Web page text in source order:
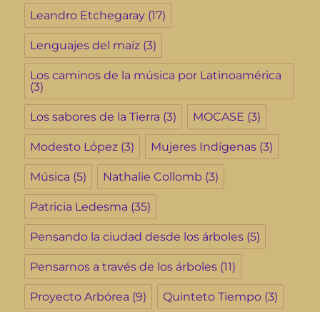
Leandro Etchegaray (17)
Lenguajes del maíz (3)
Los caminos de la música por Latinoamérica
(3)
Los sabores de la Tierra (3) MOCASE (3)
Modesto López (3) Mujeres Indígenas (3)
Música (5) Nathalie Collomb (3)
Patricia Ledesma (35)
Pensando la ciudad desde los árboles (5)
Pensarnos a través de los árboles (11)
Proyecto Arbórea (9) Quinteto Tiempo (3)